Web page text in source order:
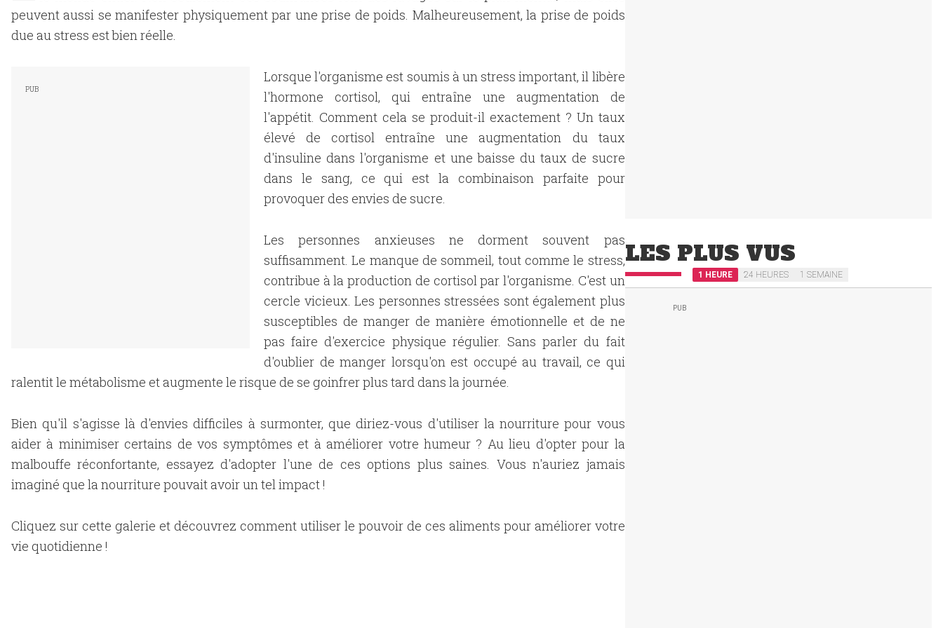
peuvent aussi se manifester physiquement par une prise de poids. Malheureusement, la prise de poids
due au stress est bien réelle.
Lorsque l'organisme est soumis à un stress important, il libère
l'hormone cortisol, qui entraîne une augmentation de
l'appétit. Comment cela se produit-il exactement ? Un taux
élevé de cortisol entraîne une augmentation du taux
d'insuline dans l'organisme et une baisse du taux de sucre
dans le sang, ce qui est la combinaison parfaite pour
provoquer des envies de sucre.
Les personnes anxieuses ne dorment souvent pas
suffisamment. Le manque de sommeil, tout comme le stress,
contribue à la production de cortisol par l'organisme. C'est un
cercle vicieux. Les personnes stressées sont également plus
susceptibles de manger de manière émotionnelle et de ne
pas faire d'exercice physique régulier. Sans parler du fait
d'oublier de manger lorsqu'on est occupé au travail, ce qui
ralentit le métabolisme et augmente le risque de se goinfrer plus tard dans la journée.
Bien qu'il s'agisse là d'envies difficiles à surmonter, que diriez-vous d'utiliser la nourriture pour vous
aider à minimiser certains de vos symptômes et à améliorer votre humeur ? Au lieu d'opter pour la
malbouffe réconfortante, essayez d'adopter l'une de ces options plus saines. Vous n'auriez jamais
imaginé que la nourriture pouvait avoir un tel impact !
Cliquez sur cette galerie et découvrez comment utiliser le pouvoir de ces aliments pour améliorer votre
vie quotidienne !
LES PLUS VUS
1 HEURE 24 HEURES 1 SEMAINE